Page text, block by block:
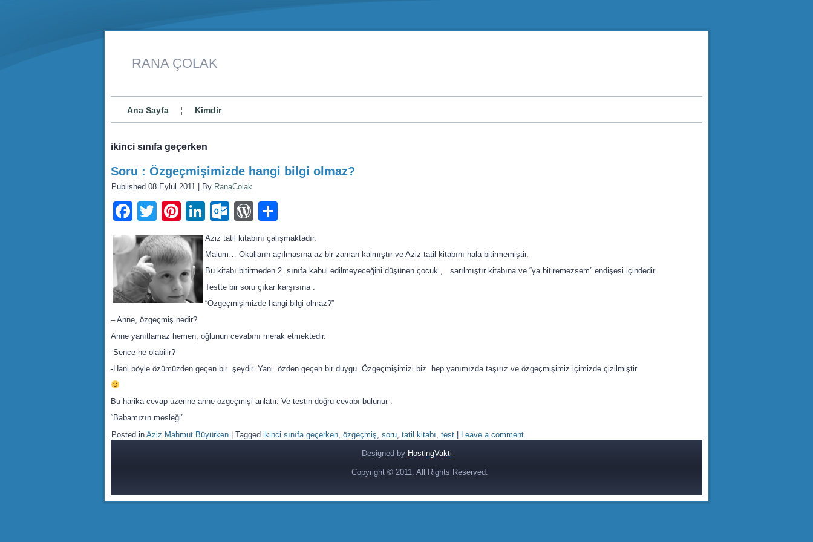
RANA ÇOLAK
Ana Sayfa Kimdir
ikinci sınıfa geçerken
Soru : Özgeçmişimizde hangi bilgi olmaz?
Published 08 Eylül 2011 By RanaColak
Facebook
TwitterPinterest
LinkedIn
Outlook.com
WordPress
Aziz tatil kitabını çalışmaktadır.
Malum… Okulların açılmasına az bir zaman kalmıştır ve Aziz tatil kitabını hala bitirmemiştir.
Bu kitabı bitirmeden 2. sınıfa kabul edilmeyeceğini düşünen çocuk , sarılmıştır kitabına ve “ya bitiremezsem” endişesi içindedir.
Testte bir soru çıkar karşısına :
“Özgeçmişimizde hangi bilgi olmaz?”
– Anne, özgeçmiş nedir?
Anne yanıtlamaz hemen, oğlunun cevabını merak etmektedir.
-Sence ne olabilir?
-Hani böyle özümüzden geçen bir şeydir. Yani özden geçen bir duygu. Özgeçmişimizi biz hep yanımızda taşırız ve özgeçmişimiz içimizde çizilmiştir.
Bu harika cevap üzerine anne özgeçmişi anlatır. Ve testin doğru cevabı bulunur :
“Babamızın mesleği”
Posted in Aziz Mahmut Büyürken Tagged ikinci sınıfa geçerken, özgeçmiş, soru, tatil kitabı, test Leave a comment
Designed by HostingVakti
Copyright © 2011. All Rights Reserved.